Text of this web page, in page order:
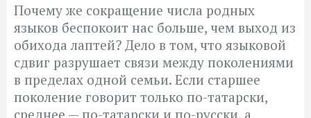
Почему же сокращение числа родных
языков беспокоит нас больше, чем выход из
обихода лаптей? Дело в том, что языковой
сдвиг разрушает связи между поколениями
в пределах одной семьи. Если старшее
поколение говорит только по-татарски,
среднее — по-татарски и по-русски, а